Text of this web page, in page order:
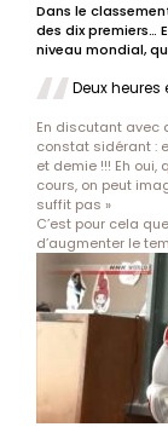
Dans le
des dix premiers…
niveau mondial,
Deux
En discutant avec
constat sidérant :
et demie !!! Eh
cours, on peut
suffit pas »
C’est pour cela
d’augmenter le